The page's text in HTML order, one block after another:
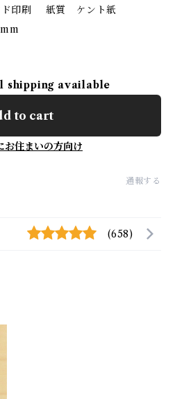
ド印刷 紙質 ケント紙
shipping available
to cart
お住まいの方向け
通報する
(658)